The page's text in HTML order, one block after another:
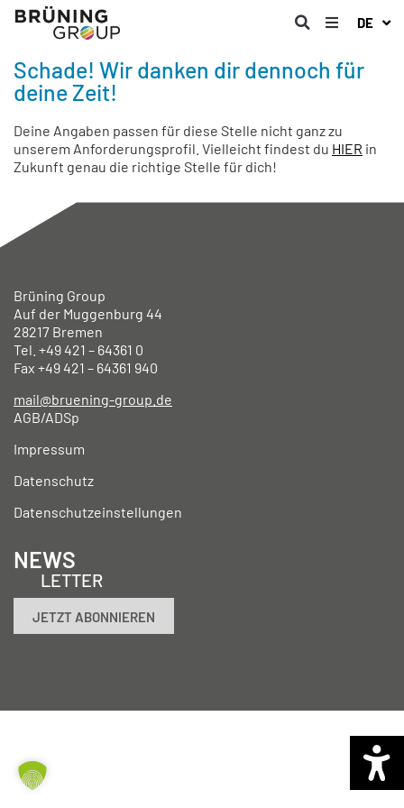
DE
Schade! Wir danken dir dennoch für
deine Zeit!
Deine Angaben passen für diese Stelle nicht ganz zu
unserem Anforderungsprofil. Vielleicht findest du HIER in
Zukunft genau die richtige Stelle für dich!
Brüning Group
Auf der Muggenburg 44
28217 Bremen
Tel. +49421 – 64361 0
Fax +49421 – 64361 940
mail@bruening-group.de
AGB/ADSp
Impressum
Datenschutz
Datenschutzeinstellungen
NEWS
LETTER
JETZT ABONNIEREN